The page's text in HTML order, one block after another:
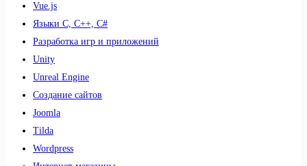
Vue.js
Языки С, С++, С#
Разработка игр и приложений
Unity
Unreal Engine
Создание сайтов
Joomla
Tilda
Wordpress